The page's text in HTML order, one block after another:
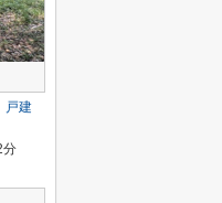
戸建
分